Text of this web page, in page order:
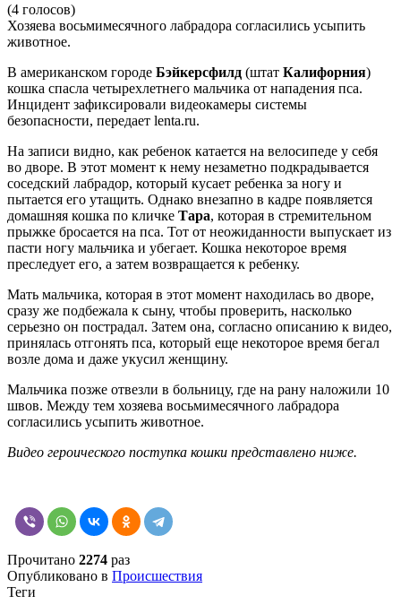
(4 голосов)
Хозяева восьмимесячного лабрадора согласились усыпить
животное.
В американском городе Бэйкерсфилд (штат Калифорния)
кошка спасла четырехлетнего мальчика от нападения пса.
Инцидент зафиксировали видеокамеры системы
безопасности, передает lenta.ru.
На записи видно, как ребенок катается на велосипеде у себя
во дворе. В этот момент к нему незаметно подкрадывается
соседский лабрадор, который кусает ребенка за ногу и
пытается его утащить. Однако внезапно в кадре появляется
домашняя кошка по кличке Тара, которая в стремительном
прыжке бросается на пса. Тот от неожиданности выпускает из
пасти ногу мальчика и убегает. Кошка некоторое время
преследует его, а затем возвращается к ребенку.
Мать мальчика, которая в этот момент находилась во дворе,
сразу же подбежала к сыну, чтобы проверить, насколько
серьезно он пострадал. Затем она, согласно описанию к видео,
принялась отгонять пса, который еще некоторое время бегал
возле дома и даже укусил женщину.
Мальчика позже отвезли в больницу, где на рану наложили 10
швов. Между тем хозяева восьмимесячного лабрадора
согласились усыпить животное.
Видео героического поступка кошки представлено ниже.
Прочитано 2274 раз
Опубликовано в Происшествия
Теги